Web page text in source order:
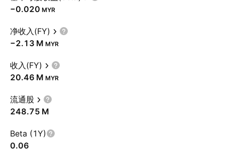
−0.020 MYR
净收入(FY)
‪−2.13 M‬ MYR
收入(FY)
‪20.46 M‬ MYR
流通股
‪248.75 M‬
Beta (1Y)
0.06